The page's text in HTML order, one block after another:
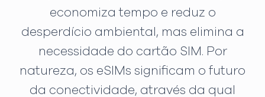
economiza tempo e reduz o
desperdício ambiental, mas elimina a
necessidade do cartão SIM. Por
natureza, os eSIMs significam o futuro
da conectividade, através da qual